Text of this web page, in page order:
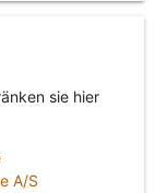
sie hier
A/S